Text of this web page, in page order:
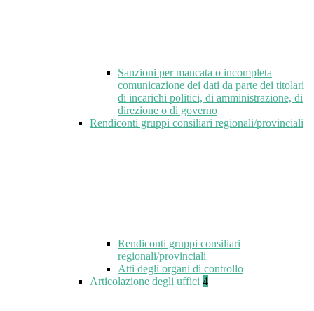
Sanzioni per mancata o incompleta
comunicazione dei dati da parte dei titolari
di incarichi politici, di amministrazione, di
direzione o di governo
Rendiconti gruppi consiliari regionali/provinciali
Rendiconti gruppi consiliari
regionali/provinciali
Atti degli organi di controllo
Articolazione degli uffici 4